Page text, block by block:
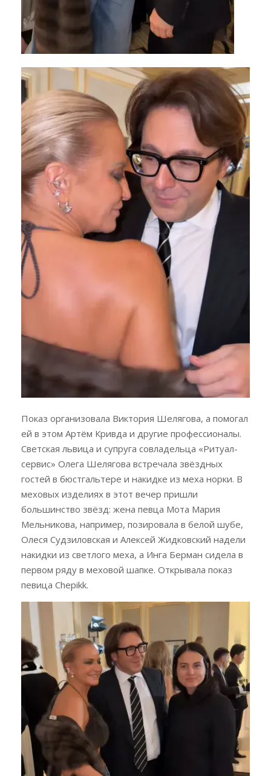
Показ организовала Виктория Шелягова, а помогал
ей в этом Артём Кривда и другие профессионалы.
Светская львица и супруга совладельца «Ритуал-
сервис» Олега Шелягова встречала звёздных
гостей в бюстгальтере и накидке из меха норки. В
меховых изделиях в этот вечер пришли
большинство звёзд: жена певца Мота Мария
Мельникова, например, позировала в белой шубе,
Олеся Судзиловская и Алексей Жидковский надели
накидки из светлого меха, а Инга Берман сидела в
первом ряду в меховой шапке. Открывала показ
певица Chepikk.